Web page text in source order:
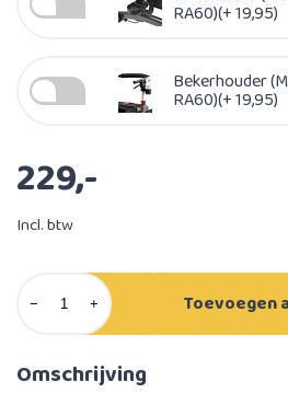
RA60)(+ 19,95)
Bekerhouder
RA60)(+ 19,95)
229,-
Incl. btw
− + Toevoegen
Omschrijving